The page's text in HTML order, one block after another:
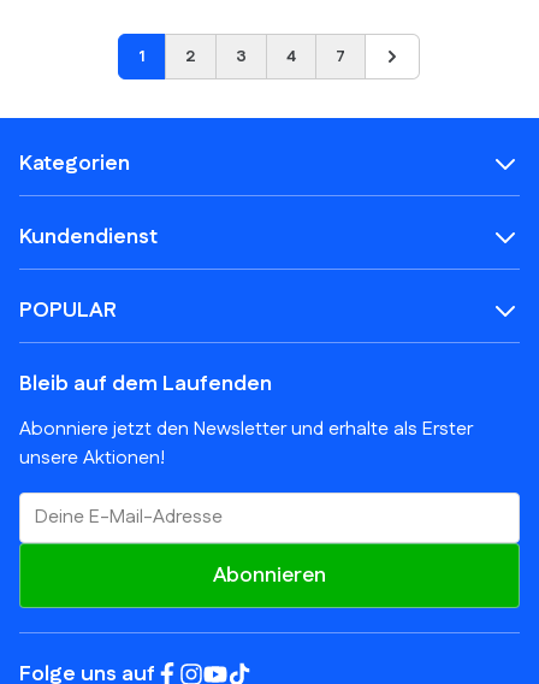
1 2 3 4 7
Kategorien
Kundendienst
POPULAR
Bleib auf dem Laufenden
Abonniere jetzt den Newsletter und erhalte als Erster
unsere Aktionen!
E-Mail-Adresse
Abonnieren
Folge uns auf